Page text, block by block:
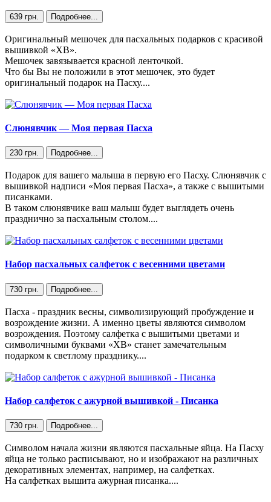
639 грн. Подробнее...
Оригинальный мешочек для пасхальных подарков с красивой
вышивкой «ХВ».
Мешочек завязывается красной ленточкой.
Что бы Вы не положили в этот мешочек, это будет
оригинальный подарок на Пасху....
Слюнявчик — Моя первая Пасха
230 грн. Подробнее...
Подарок для вашего малыша в первую его Пасху. Слюнявчик с
вышивкой надписи «Моя первая Пасха», а также с вышитыми
писанками.
В таком слюнявчике ваш малыш будет выглядеть очень
празднично за пасхальным столом....
Набор пасхальных салфеток с весенними цветами
730 грн. Подробнее...
Пасха - праздник весны, символизирующий пробуждение и
возрождение жизни. А именно цветы являются символом
возрождения. Поэтому салфетка с вышитыми цветами и
символичными буквами «ХВ» станет замечательным
подарком к светлому празднику....
Набор салфеток с ажурной вышивкой - Писанка
730 грн. Подробнее...
Символом начала жизни являются пасхальные яйца. На Пасху
яйца не только расписывают, но и изображают на различных
декоративных элементах, например, на салфетках.
На салфетках вышита ажурная писанка....